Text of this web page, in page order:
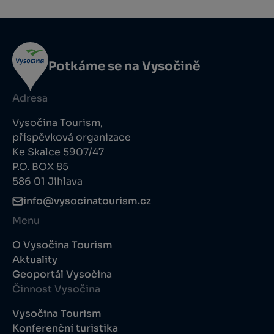
Potkáme se na Vysočině
Adresa
Vysočina Tourism,
příspěvková organizace
Ke Skalce 5907/47
P.O. BOX 85
586 01 Jihlava
info@vysocinatourism.cz
Menu
O Vysočina Tourism
Aktuality
Geoportál Vysočina
Činnost Vysočina
Vysočina Tourism
Konferenční turistika